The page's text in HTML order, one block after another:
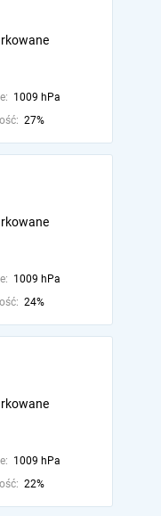
1009 hPa
27%
1009 hPa
24%
1009 hPa
22%